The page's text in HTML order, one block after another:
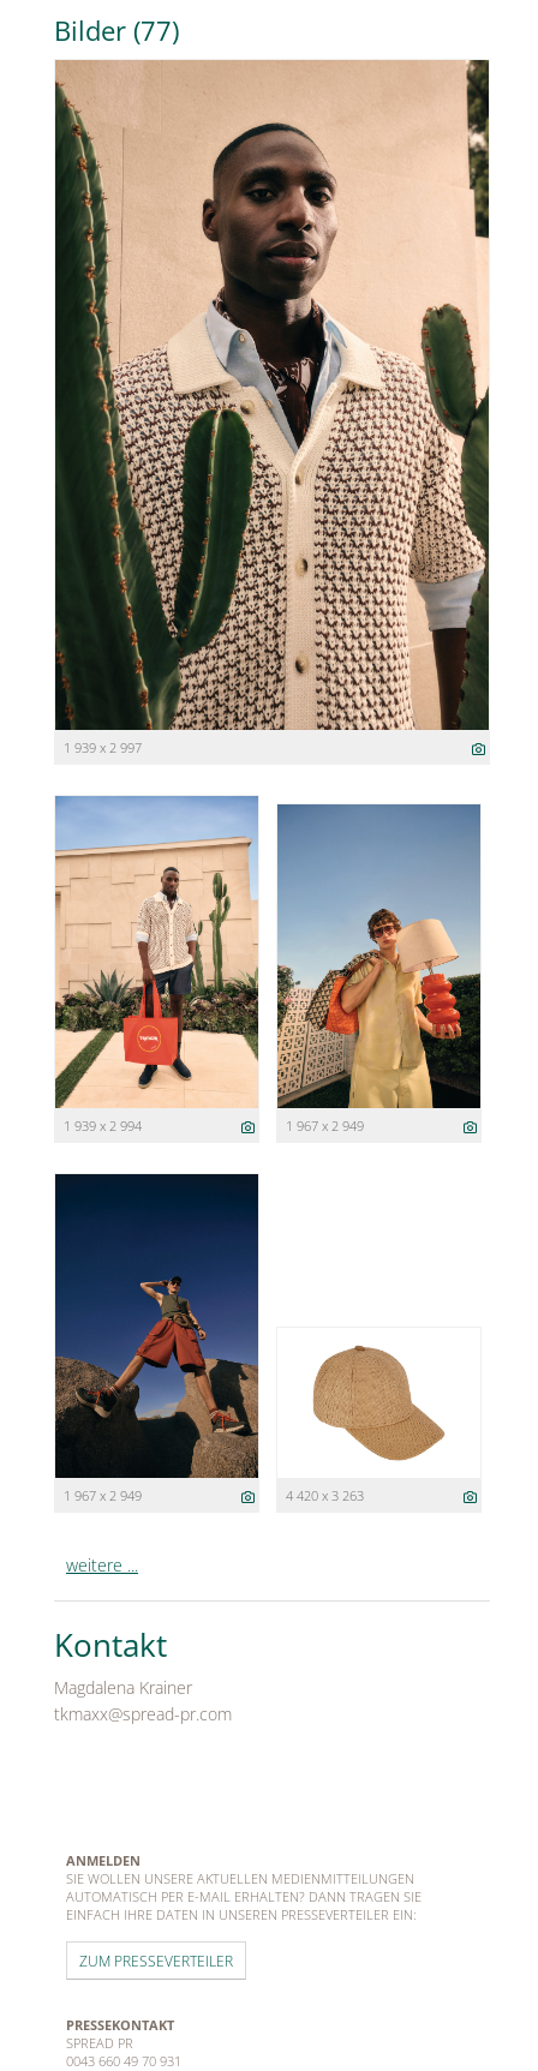
Bilder (77)
1 939 x 2 997
1 939 x 2 994 1 967 x 2 949
1 967 x 2 949 4 420 x 3 263
weitere ...
Kontakt
Magdalena Krainer
tkmaxx@spread-pr.com
ANMELDEN
SIE WOLLEN UNSERE AKTUELLEN MEDIENMITTEILUNGEN
AUTOMATISCH PER E-MAIL ERHALTEN? DANN TRAGEN SIE
EINFACH IHRE DATEN IN UNSEREN PRESSEVERTEILER EIN:
ZUM PRESSEVERTEILER
PRESSEKONTAKT
SPREAD PR
0043 660 49 70 931